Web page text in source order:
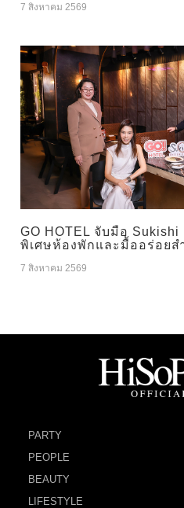
7 สิงหาคม 2569
GO HOTEL จับมือ
พิเศษห้องพักและมื้ออร่อยส
7 สิงหาคม 2569
PARTY
PEOPLE
BEAUTY
LIFESTYLE